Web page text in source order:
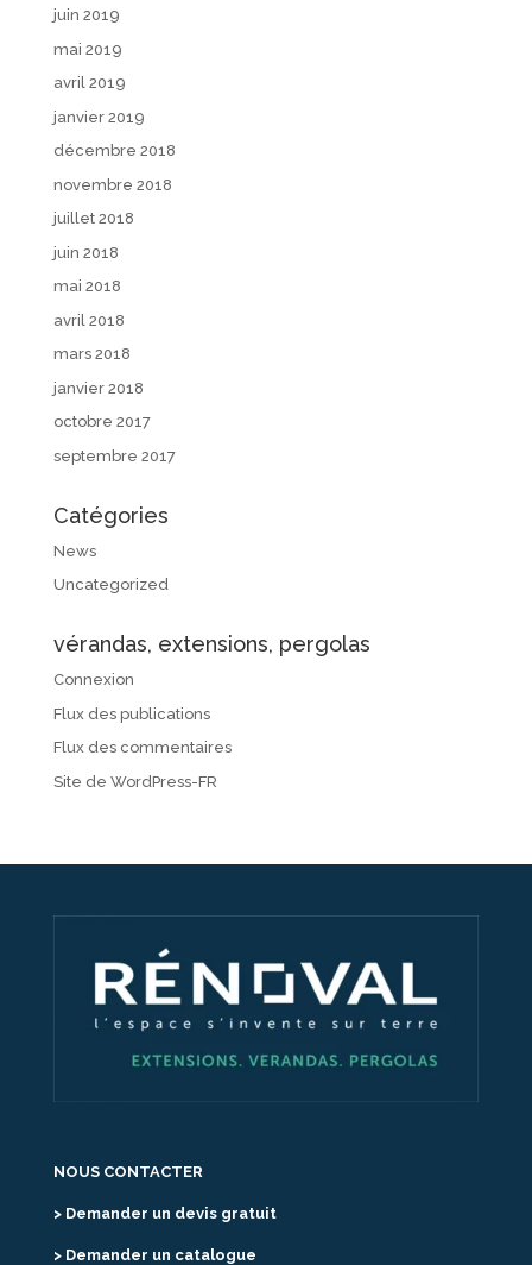
juin 2019
mai 2019
avril 2019
janvier 2019
décembre 2018
novembre 2018
juillet 2018
juin 2018
mai 2018
avril 2018
mars 2018
janvier 2018
octobre 2017
septembre 2017
Catégories
News
Uncategorized
vérandas, extensions, pergolas
Connexion
Flux des publications
Flux des commentaires
Site de WordPress-FR
NOUS CONTACTER
> Demander un devis gratuit
> Demander un catalogue